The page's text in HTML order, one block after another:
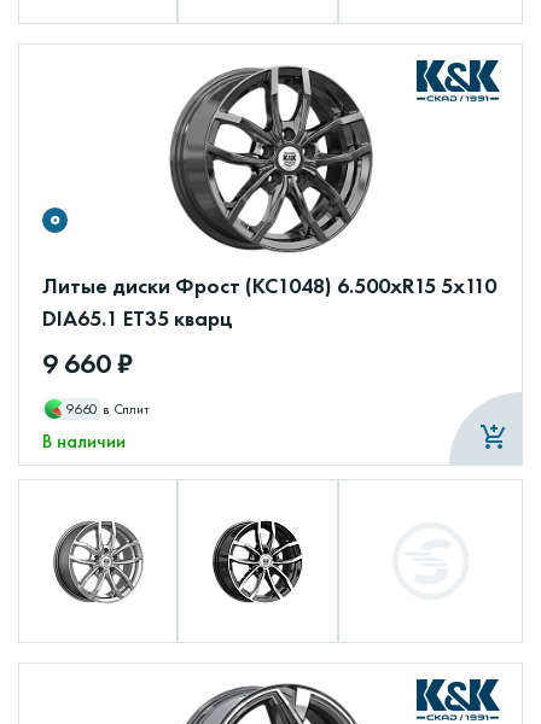
Литые диски Фрост (КС1048) 6.500xR15 5x110
DIA65.1 ET35 кварц
9 660 ₽
9660 в Сплит
В наличии